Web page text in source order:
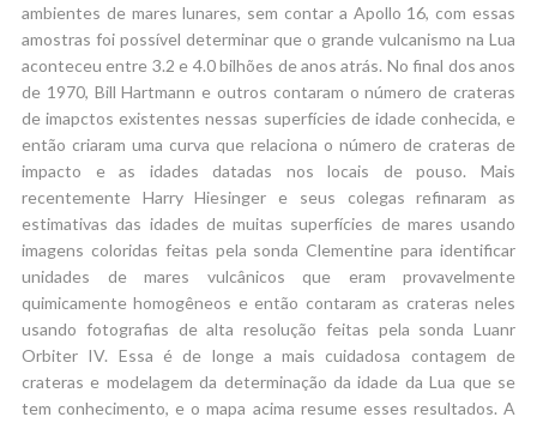
ambientes de mares lunares, sem contar a Apollo 16, com essas
amostras foi possível determinar que o grande vulcanismo na Lua
aconteceu entre 3.2 e 4.0 bilhões de anos atrás. No final dos anos
de 1970, Bill Hartmann e outros contaram o número de crateras
de imapctos existentes nessas superfícies de idade conhecida, e
então criaram uma curva que relaciona o número de crateras de
impacto e as idades datadas nos locais de pouso. Mais
recentemente Harry Hiesinger e seus colegas refinaram as
estimativas das idades de muitas superfícies de mares usando
imagens coloridas feitas pela sonda Clementine para identificar
unidades de mares vulcânicos que eram provavelmente
quimicamente homogêneos e então contaram as crateras neles
usando fotografias de alta resolução feitas pela sonda Luanr
Orbiter IV. Essa é de longe a mais cuidadosa contagem de
crateras e modelagem da determinação da idade da Lua que se
tem conhecimento, e o mapa acima resume esses resultados. A